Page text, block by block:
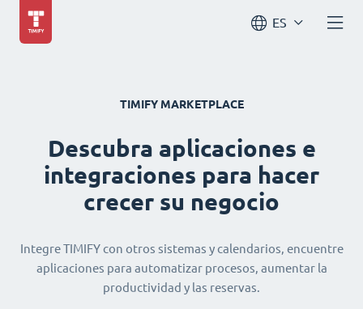
ES
TIMIFY MARKETPLACE
Descubra aplicaciones e
integraciones para hacer
crecer su negocio
Integre TIMIFY con otros sistemas y calendarios, encuentre
aplicaciones para automatizar procesos, aumentar la
productividad y las reservas.